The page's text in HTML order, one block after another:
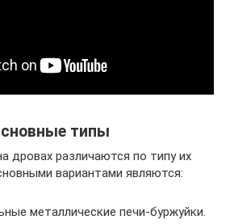
типы
дровах различаются по типу их
вариантами являются:
металлические печи-буржуйки.